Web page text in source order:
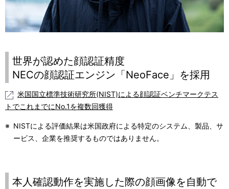
世界が認めた顔認証精度
NECの顔認証エンジン「NeoFace」を採用
米国国立標準技術研究所(NIST)による顔認証ベンチマークテス
トでこれまでにNo.1を複数回獲得
※ NISTによる評価結果は米国政府による特定のシステム、製品、サ
ービス、企業を推奨するものではありません。
本人確認動作を実施した際の顔画像を自動で